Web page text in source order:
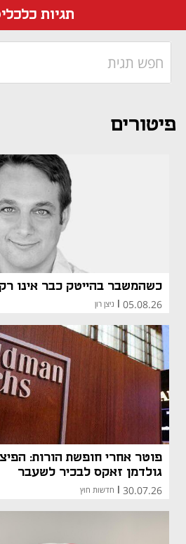
תגיות
פיטורים
כשהמשבר בהייטק כבר אינו
05.08.26 ניצן רון
פוטר אחרי חופשת הורות:
גולדמן זאקס לבכיר לשעבר
30.07.26 חדשות חוץ